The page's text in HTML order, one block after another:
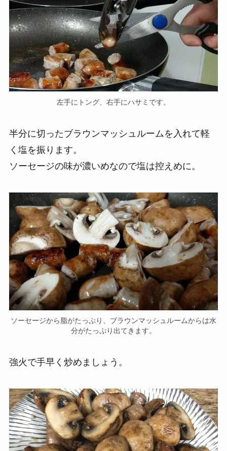
左手にトング、右手にハサミです。
半分に切ったブラウンマッシュルームを入れて軽
く塩を振ります。
ソーセージの味が濃いめなので塩は控えめに。
ソーセージから脂がたっぷり、ブラウンマッシュルームからは水
分がたっぷり出てきます。
強火で手早く炒めましょう。